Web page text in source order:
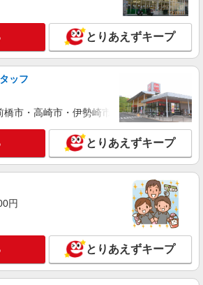
ホ携帯販売【ドコモ】
給1400円〜1500円（経験・能力による） ※
支給 ★交通費別途支給（規定あり） ゜
。○。・゜+゜・。○。・゜+゜ 入社祝い金10
有) ★月2回払い・週払い可能（規程
★ ゜・。○。・゜+゜・。○。・゜+゜
詳細を見る
ホ携帯販売【ワイモバイル】
給1400円〜 ※残業代支給 ★交通費別途支給
, インセンティブ支給(規定有) ★月2回払
週払い可能（規程有）★ ゜・。○。・゜
。○。・゜+゜
熊本県上益城郡嘉島町の商業施設
詳細を見る
とりあえずキープ
ッフ
橋市・高崎市・伊勢崎市・太田市・館林市
とりあえずキープ
円
とりあえずキープ